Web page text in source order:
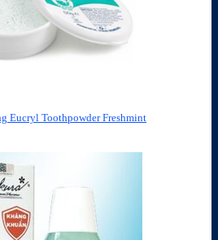
Eucryl Toothpowder Freshmint